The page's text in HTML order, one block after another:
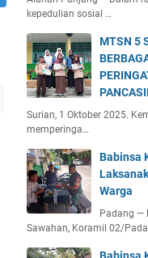
kepedulian sosial …
MTSN 5
Surian, 1 Oktober 2025.
memperinga…
Babinsa
Warga
Padang —
Sawahan, Koramil 02/
Babinsa